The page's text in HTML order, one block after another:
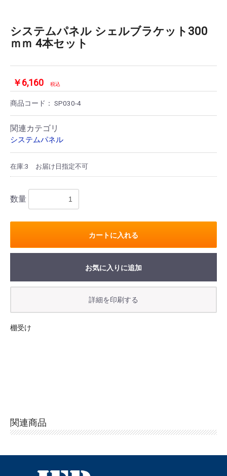
システムパネル シェルブラケット300
ｍｍ 4本セット
￥6,160 税込
商品コード： SP030-4
関連カテゴリ
システムパネル
在庫:3 お届け日指定不可
数量
カートに入れる
お買い物を続ける カートへ進む
お気に入りに追加
棚受け
関連商品